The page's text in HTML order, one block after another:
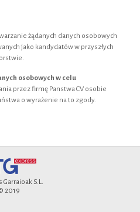
żądanych danych osobowych
jako kandydatów w przyszłych
osobowych w celu
przez firmę Panstwa CV osobie
o wyrażenie na to zgody.
Garraioak S.L.
2019